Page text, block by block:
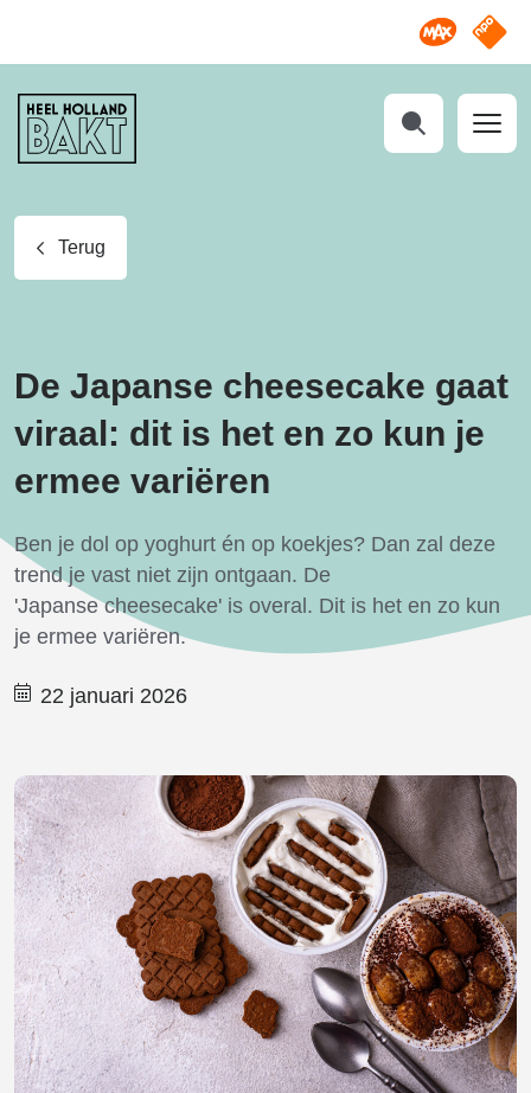
Omroep
NPO
Heel
Holland
Bakt
Terug
De Japanse cheesecake gaat
viraal: dit is het en zo kun je
ermee variëren
Ben je dol op yoghurt én op koekjes? Dan zal deze
trend je vast niet zijn ontgaan. De
'Japansecheesecake' is overal. Dit is het en zo kun
je ermee variëren.
22 januari 2026